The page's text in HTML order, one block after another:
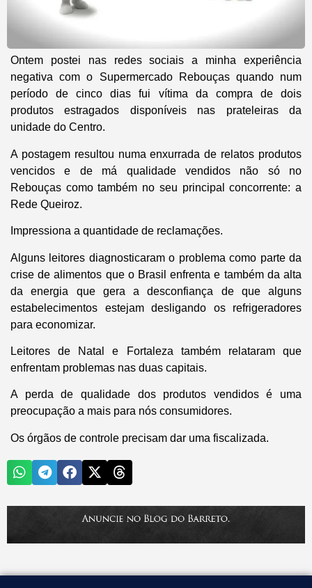
Ontem postei nas redes sociais a minha experiência
negativa com o Supermercado Rebouças quando num
período de cinco dias fui vítima da compra de dois
produtos estragados disponíveis nas prateleiras da
unidade do Centro.
A postagem resultou numa enxurrada de relatos produtos
vencidos e de má qualidade vendidos não só no
Rebouças como também no seu principal concorrente: a
Rede Queiroz.
Impressiona a quantidade de reclamações.
Alguns leitores diagnosticaram o problema como parte da
crise de alimentos que o Brasil enfrenta e também da alta
da energia que gera a desconfiança de que alguns
estabelecimentos estejam desligando os refrigeradores
para economizar.
Leitores de Natal e Fortaleza também relataram que
enfrentam problemas nas duas capitais.
A perda de qualidade dos produtos vendidos é uma
preocupação a mais para nós consumidores.
Os órgãos de controle precisam dar uma fiscalizada.